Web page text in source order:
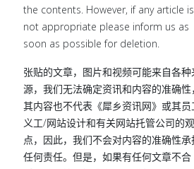
the contents. However, if any article is
not appropriate please inform us as
soon as possible for deletion.
张贴的文章，图片和视频可能来自各种
源，我们无法确定资讯和内容的准确性，
其内容也不代表《犀乡资讯网》或其
义工/网站设计和有关网站托管公司的观
点，因此，我们不会对内容的准确性承
任何责任。但是，如果有任何文章不合